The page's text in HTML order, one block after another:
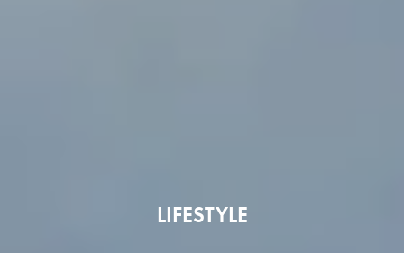
LIFESTYLE